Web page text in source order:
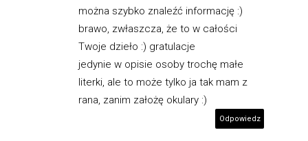
można szybko znaleźć informację :)
brawo, zwłaszcza, że to w całości
Twoje dzieło :) gratulacje
jedynie w opisie osoby trochę małe
literki, ale to może tylko ja tak mam z
rana, zanim założę okulary :)
Odpowiedz